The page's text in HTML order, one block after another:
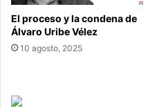
El proceso y la condena de
Álvaro Uribe Vélez
10 agosto, 2025